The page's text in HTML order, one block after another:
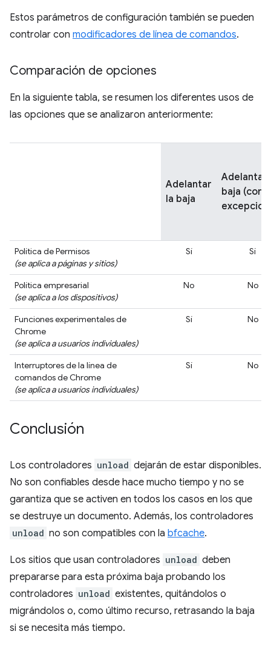
Estos parámetros de configuración también se pueden
controlar con modificadores de línea de comandos.
Comparación de opciones
En la siguiente tabla, se resumen los diferentes usos de
las opciones que se analizaron anteriormente:
Adelantar
la baja
Adelantar
baja (con
Política de Permisos
(se aplica a páginas y sitios)
Sí Sí
Política empresarial
(se aplica a los dispositivos)
No No
Funciones experimentales de
Chrome
(se aplica a usuarios individuales)
Sí No
Interruptores de la línea de
comandos de Chrome
(se aplica a usuarios individuales)
Sí No
Conclusión
Los controladores unload dejarán de estar disponibles.
No son confiables desde hace mucho tiempo y no se
garantiza que se activen en todos los casos en los que
se destruye un documento. Además, los controladores
unload no son compatibles con la bfcache.
Los sitios que usan controladores unload deben
prepararse para esta próxima baja probando los
controladores unload existentes, quitándolos o
migrándolos o, como último recurso, retrasando la baja
si se necesita más tiempo.